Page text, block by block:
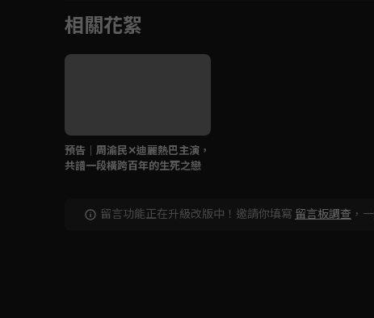
相關花絮
預告｜周渝民✕迪麗熱巴主演，
共譜一段橫跨百年的生死之戀
留言功能正在升級改版中！邀請你填寫 留言板調查 ，